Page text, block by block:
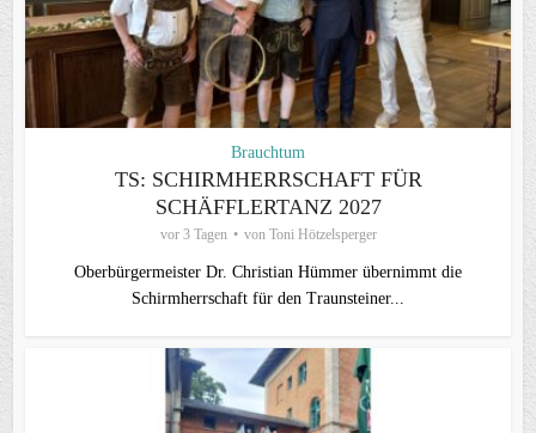
Brauchtum
TS: SCHIRMHERRSCHAFT FÜR
SCHÄFFLERTANZ 2027
vor 3 Tagen von Toni Hötzelsperger
Oberbürgermeister Dr. Christian Hümmer übernimmt die
Schirmherrschaft für den Traunsteiner...